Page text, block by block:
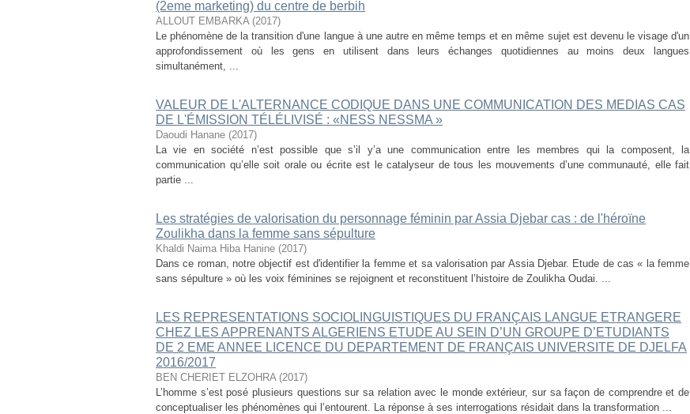
(2eme marketing) du centre de berbih
ALLOUT EMBARKA (2017)
Le phénomène de la transition d'une langue à une autre en même temps et en même sujet est devenu le visage d'un
approfondissement où les gens en utilisent dans leurs échanges quotidiennes au moins deux langues
simultanément, ...
VALEUR DE L'ALTERNANCE CODIQUE DANS UNE COMMUNICATION DES MEDIAS CAS
DE L'ÉMISSION TÉLÉLIVISÉ : «NESS NESSMA »
Daoudi Hanane (2017)
La vie en société n’est possible que s’il y’a une communication entre les membres qui la composent, la
communication qu’elle soit orale ou écrite est le catalyseur de tous les mouvements d’une communauté, elle fait
partie ...
Les stratégies de valorisation du personnage féminin par Assia Djebar cas : de l'héroïne
Zoulikha dans la femme sans sépulture
Khaldi Naima Hiba Hanine (2017)
Dans ce roman, notre objectif est d'identifier la femme et sa valorisation par Assia Djebar. Etude de cas « la femme
sans sépulture » où les voix féminines se rejoignent et reconstituent l’histoire de Zoulikha Oudai. ...
LES REPRESENTATIONS SOCIOLINGUISTIQUES DU FRANÇAIS LANGUE ETRANGERE
CHEZ LES APPRENANTS ALGERIENS ETUDE AU SEIN D’UN GROUPE D’ETUDIANTS
DE 2 EME ANNEE LICENCE DU DEPARTEMENT DE FRANÇAIS UNIVERSITE DE DJELFA
2016/2017
BEN CHERIET ELZOHRA (2017)
L’homme s’est posé plusieurs questions sur sa relation avec le monde extérieur, sur sa façon de comprendre et de
conceptualiser les phénomènes qui l’entourent. La réponse à ses interrogations résidait dans la transformation ...